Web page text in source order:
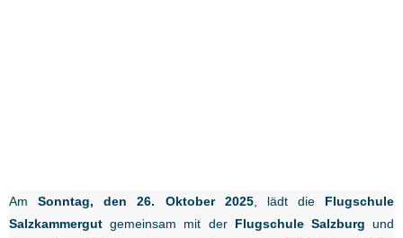
AmSonntag, den 26. Oktober 2025, lädt die Flugschule
Salzkammergut gemeinsam mit der Flugschule Salzburg und